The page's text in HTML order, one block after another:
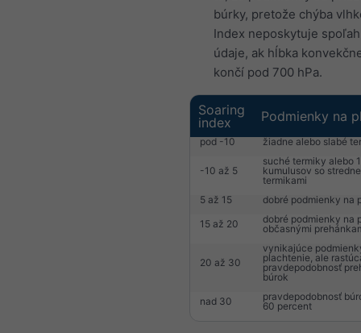
búrky, pretože chýba
Index neposkytuje
údaje, ak hĺbka
končí pod 700 hPa.
Soaring
index
Podmienky na
pod -10 žiadne alebo slabé
-10 až 5
suché termiky alebo
kumulusov so
termikami
5 až 15
dobré podmienky na
15 až 20
dobré podmienky na
občasnými
20 až 30
vynikajúce
plachtenie, ale
pravdepodobnosť
búrok
nad 30
pravdepodobnosť
60 percent